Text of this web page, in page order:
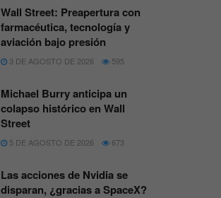
Wall Street: Preapertura con
farmacéutica, tecnología y
aviación bajo presión
3 DE AGOSTO DE 2026 595
Michael Burry anticipa un
colapso histórico en Wall
Street
5 DE AGOSTO DE 2026 673
Las acciones de Nvidia se
disparan, ¿gracias a SpaceX?